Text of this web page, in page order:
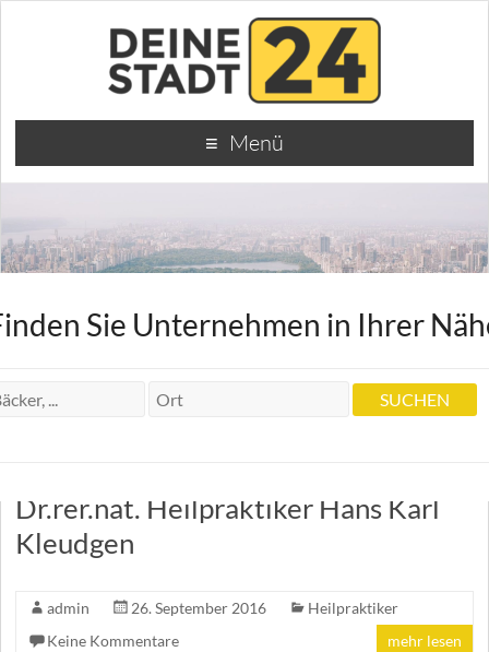
Menü
Kleudgen
Sie Unternehmen in Ihrer
Dr.rer.nat. Heilpraktiker Hans Karl
Kleudgen
admin 26. September 2016
Heilpraktiker
Keine Kommentare
mehr lesen